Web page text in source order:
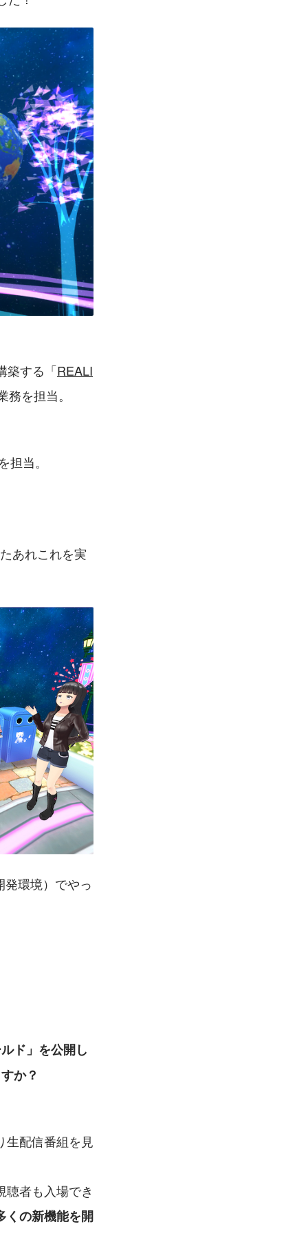
築する「REALI
を担当。
当。
あれこれを実
環境）でやっ
ド」を公開し
か？
生配信番組を見
者も入場でき
くの新機能を開